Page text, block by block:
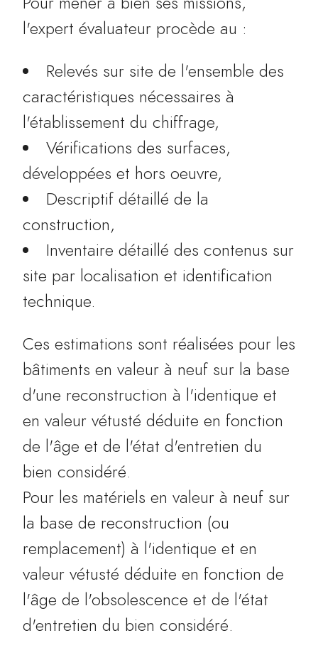
l'expert évaluateur procède au :
Relevés sur site de l'ensemble des
caractéristiques nécessaires à
l'établissement du chiffrage,
Vérifications des surfaces,
développées et hors oeuvre,
Descriptif détaillé de la
construction,
Inventaire détaillé des contenus sur
site par localisation et identification
technique.
Ces estimations sont réalisées pour les
bâtiments en valeur à neuf sur la base
d'une reconstruction à l'identique et
en valeur vétusté déduite en fonction
de l'âge et de l'état d'entretien du
bien considéré.
Pour les matériels en valeur à neuf sur
la base de reconstruction (ou
remplacement) à l'identique et en
valeur vétusté déduite en fonction de
l'âge de l'obsolescence et de l'état
d'entretien du bien considéré.